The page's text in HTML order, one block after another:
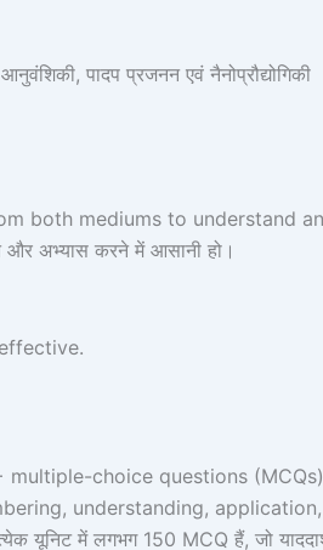
पादप प्रजनन एवं नैनोप्रौद्योगिकी
both mediums to understand
और अभ्यास करने में आसानी हो।
choice questions
understanding,
यूनिट में लगभग 150 MCQ हैं, जो